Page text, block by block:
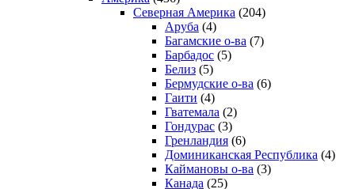
Северная Америка (204)
Аруба (4)
Багамские о-ва (7)
Барбадос (5)
Белиз (5)
Бермудские о-ва (6)
Гаити (4)
Гватемала (2)
Гондурас (3)
Гренландия (6)
Доминиканская Республика (4)
Каймановы о-ва (3)
Канада (25)